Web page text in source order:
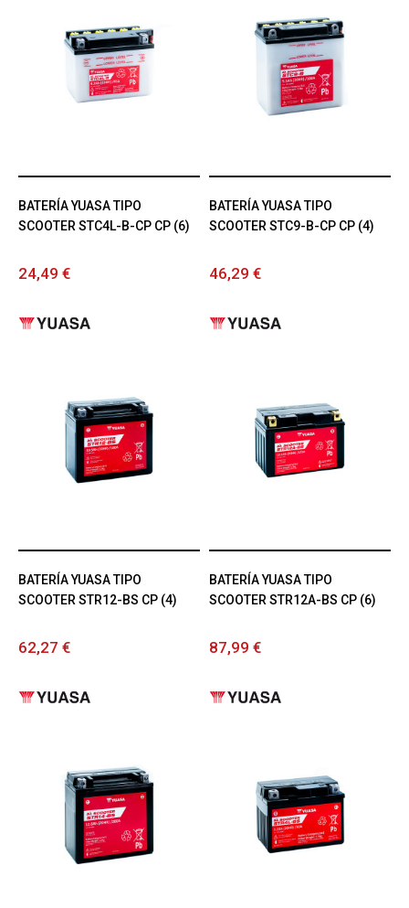
BATERÍA YUASA TIPO
SCOOTER STC4L-B-CP CP (6)
24,49 €
BATERÍA YUASA TIPO
SCOOTER STC9-B-CP CP (4)
46,29 €
BATERÍA YUASA TIPO
SCOOTER STR12-BS CP (4)
62,27 €
BATERÍA YUASA TIPO
SCOOTER STR12A-BS CP (6)
87,99 €